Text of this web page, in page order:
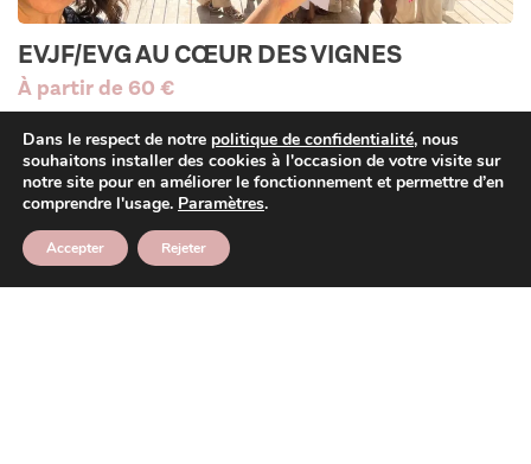
EVJF/EVG AU CŒUR DES VIGNES
À partir de 60 €
Célèbrez votre EVJF ou EVG au milieu des vignes ! Rendez-
vous dans un domaine viticole du Golfe de Saint-Tropez
pour un moment fun et unique ! Balade dans les vignes, jeu
des arômes, dégustation à l'aveugle ... C'est le tour idéal
pour les amateurs(trices) de vin !
1 à 2 heures
Dans le respect de notre politique de confidentialité, nous
souhaitons installer des cookies à l'occasion de votre visite sur
notre site pour en améliorer le fonctionnement et permettre d’en
comprendre l'usage. Paramètres.
Accepter Rejeter